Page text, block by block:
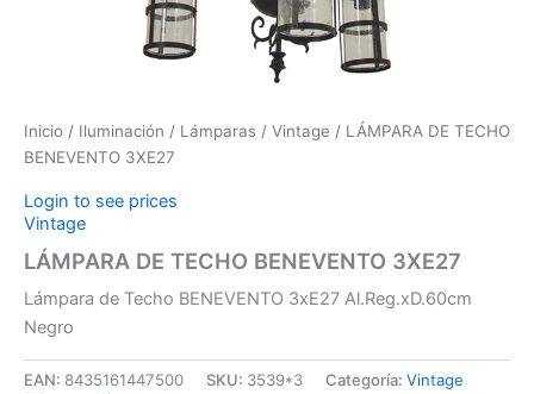
Inicio / Iluminación / Lámparas / Vintage / LÁMPARA DE TECHO
BENEVENTO 3XE27
Login to see prices
Vintage
LÁMPARA DE TECHO BENEVENTO 3XE27
Lámpara de Techo BENEVENTO 3xE27 Al.Reg.xD.60cm
Negro
EAN: 8435161447500 SKU: 3539*3 Categoría: Vintage